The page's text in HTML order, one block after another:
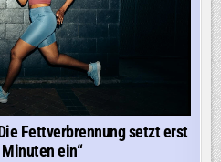
Fettverbrennung setzt erst
ein“